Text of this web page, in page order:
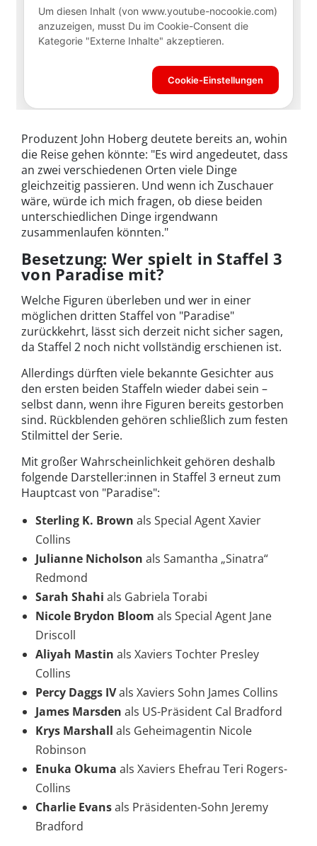
Produzent John Hoberg deutete bereits an, wohin
die Reise gehen könnte: "Es wird angedeutet, dass
an zwei verschiedenen Orten viele Dinge
gleichzeitig passieren. Und wenn ich Zuschauer
wäre, würde ich mich fragen, ob diese beiden
unterschiedlichen Dinge irgendwann
zusammenlaufen könnten."
Besetzung: Wer spielt in Staffel 3
von Paradise mit?
Welche Figuren überleben und wer in einer
möglichen dritten Staffel von "Paradise"
zurückkehrt, lässt sich derzeit nicht sicher sagen,
da Staffel 2 noch nicht vollständig erschienen ist.
Allerdings dürften viele bekannte Gesichter aus
den ersten beiden Staffeln wieder dabei sein –
selbst dann, wenn ihre Figuren bereits gestorben
sind. Rückblenden gehören schließlich zum festen
Stilmittel der Serie.
Mit großer Wahrscheinlichkeit gehören deshalb
folgende Darsteller:innen in Staffel 3 erneut zum
Hauptcast von "Paradise":
Sterling K. Brown als Special Agent Xavier
Collins
Julianne Nicholson als Samantha „Sinatra“
Redmond
Sarah Shahi als Gabriela Torabi
Nicole Brydon Bloom als Special Agent Jane
Driscoll
Aliyah Mastin als Xaviers Tochter Presley
Collins
Percy Daggs IVals Xaviers Sohn James Collins
James Marsden als US-Präsident Cal Bradford
Krys Marshall als Geheimagentin Nicole
Robinson
Enuka Okuma als Xaviers Ehefrau Teri Rogers-
Collins
Charlie Evansals Präsidenten-Sohn Jeremy
Bradford